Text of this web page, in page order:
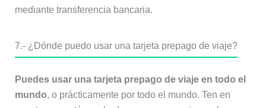
mediante transferencia bancaria.
7.- ¿Dónde puedo usar una tarjeta prepago de viaje?
Puedes usar una tarjeta prepago de viaje en todo el
mundo, o prácticamente por todo el mundo. Ten en